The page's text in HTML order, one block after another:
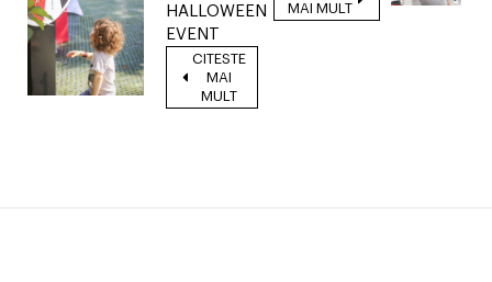
HALLOWEEN
EVENT
CITESTE
MAI
MULT
MAI MULT